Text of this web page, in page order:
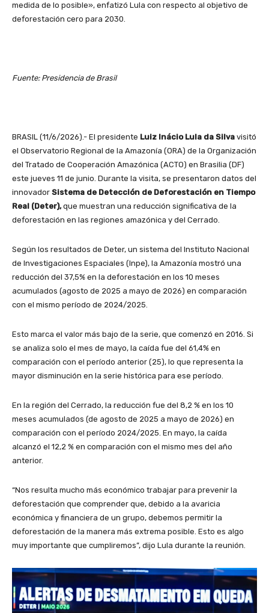
medida de lo posible», enfatizó Lula con respecto al objetivo de
deforestación cero para 2030.
Fuente: Presidencia de Brasil
BRASIL (11/6/2026).- El presidente Luiz Inácio Lula da Silva visitó
el Observatorio Regional de la Amazonía (ORA) de la Organización
del Tratado de Cooperación Amazónica (ACTO) en Brasilia (DF)
este jueves 11 de junio. Durante la visita, se presentaron datos del
innovador Sistema de Detección de Deforestación en Tiempo
Real (Deter),que muestran una reducción significativa de la
deforestación en las regiones amazónica y del Cerrado.
Según los resultados de Deter, un sistema del Instituto Nacional
de Investigaciones Espaciales (Inpe), la Amazonía mostró una
reducción del 37,5% en la deforestación en los 10 meses
acumulados (agosto de 2025 a mayo de 2026) en comparación
con el mismo período de 2024/2025.
Esto marca el valor más bajo de la serie, que comenzó en 2016. Si
se analiza solo el mes de mayo, la caída fue del 61,4% en
comparación con el período anterior (25), lo que representa la
mayor disminución en la serie histórica para ese período.
En la región del Cerrado, la reducción fue del 8,2 % en los 10
meses acumulados (de agosto de 2025 a mayo de 2026) en
comparación con el período 2024/2025. En mayo, la caída
alcanzó el 12,2 % en comparación con el mismo mes del año
anterior.
“Nos resulta mucho más económico trabajar para prevenir la
deforestación que comprender que, debido a la avaricia
económica y financiera de un grupo, debemos permitir la
deforestación de la manera más extrema posible. Esto es algo
muy importante que cumpliremos”, dijo Lula durante la reunión.